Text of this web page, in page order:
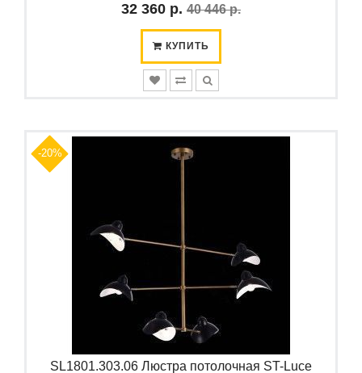
32 360 р. 40 446 р.
КУПИТЬ
-20%
SL1801.303.06 Люстра потолочная ST-Luce